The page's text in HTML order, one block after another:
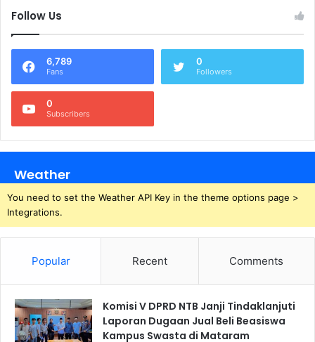
Follow Us
6,789
Fans
0
Followers
0
Subscribers
Weather
You need to set the Weather API Key in the theme options page >
Integrations.
Popular Recent Comments
Komisi V DPRD NTB Janji Tindaklanjuti
Laporan Dugaan Jual Beli Beasiswa
Kampus Swasta di Mataram